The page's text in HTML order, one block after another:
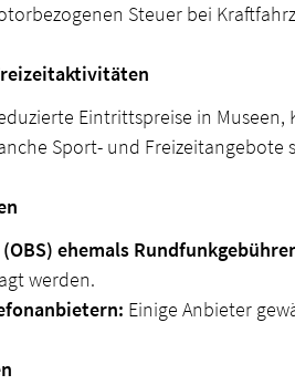
Steuer bei
Eintrittspreise in
Sport- und Freizeitangebote
ehemals
werden.
Einige Anbieter